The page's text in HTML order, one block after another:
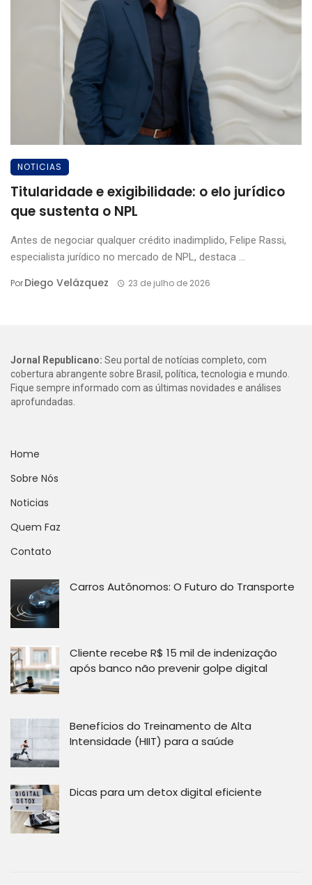
NOTICIAS
Titularidade e exigibilidade: o elo jurídico
que sustenta o NPL
Antes de negociar qualquer crédito inadimplido, Felipe Rassi,
especialista jurídico no mercado de NPL, destaca ...
PorDiego Velázquez 23 de julho de 2026
Jornal Republicano: Seu portal de notícias completo, com
cobertura abrangente sobre Brasil, política, tecnologia e mundo.
Fique sempre informado com as últimas novidades e análises
aprofundadas.
Home
Sobre Nós
Noticias
Quem Faz
Contato
Carros Autônomos: O Futuro do Transporte
Cliente recebe R$ 15 mil de indenização
após banco não prevenir golpe digital
Benefícios do Treinamento de Alta
Intensidade (HIIT) para a saúde
Dicas para um detox digital eficiente